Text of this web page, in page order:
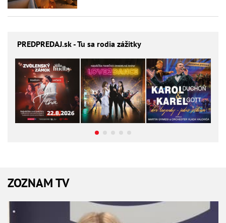
PREDPREDAJ.sk - Tu sa rodia zážitky
ZOZNAM TV